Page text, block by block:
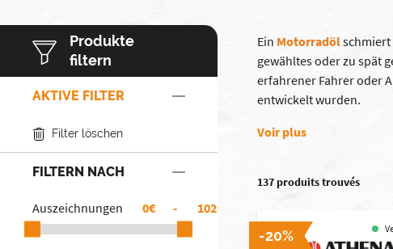
Produkte
filtern
AKTIVE FILTER
Filter löschen
FILTERN NACH
Auszeichnungen € - €
Ein Motorradölschmiert
gewähltes oder zu spät
erfahrener Fahrer oder
entwickelt wurden.
Voir plus
137 produits trouvés
-20%